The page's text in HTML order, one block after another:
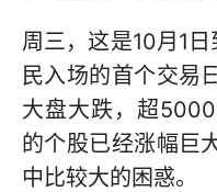
周三，这是10月1
民入场的首个交易
大盘大跌，超
的个股已经涨幅巨
中比较大的困惑。